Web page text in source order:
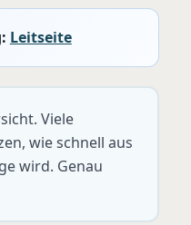
Leitseite
Viele
wie schnell aus
wird. Genau